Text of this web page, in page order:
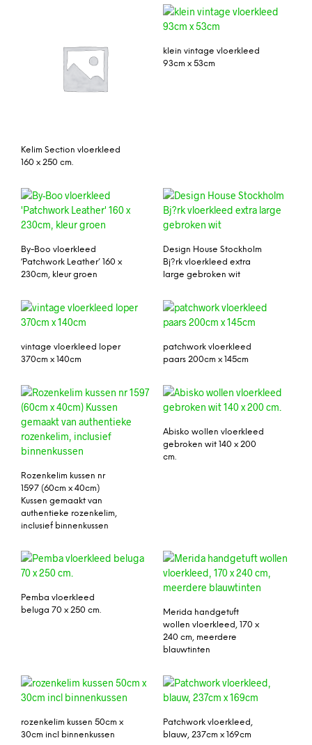
Kelim Section vloerkleed
160 x 250 cm.
klein vintage vloerkleed
93cm x 53cm
By-Boo vloerkleed
‘Patchwork Leather’ 160 x
230cm, kleur groen
Design House Stockholm
Bj?rk vloerkleed extra
large gebroken wit
vintage vloerkleed loper
370cm x 140cm
patchwork vloerkleed
paars 200cm x 145cm
Rozenkelim kussen nr
1597 (60cm x 40cm)
Kussen gemaakt van
authentieke rozenkelim,
inclusief binnenkussen
Abisko wollen vloerkleed
gebroken wit 140 x 200
cm.
Pemba vloerkleed
beluga 70 x 250 cm.
Merida handgetuft
wollen vloerkleed, 170 x
240 cm, meerdere
blauwtinten
rozenkelim kussen 50cm x
30cm incl binnenkussen
Patchwork vloerkleed,
blauw, 237cm x 169cm